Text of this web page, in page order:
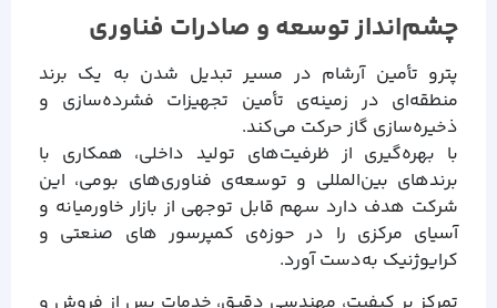
چشم‌انداز توسعه و صادرات فناوری
پترو تأمین آرشام در مسیر تبدیل شدن به یک برند
منطقه‌ای در زمینه‌ی تأمین تجهیزات فشرده‌سازی و
ذخیره‌سازی گاز حرکت می‌کند.
با بهره‌گیری از ظرفیت‌های تولید داخلی، همکاری با
برندهای بین‌المللی و توسعه‌ی فناوری‌های بومی، این
شرکت هدف دارد سهم قابل توجهی از بازار خاورمیانه و
آسیای مرکزی را در حوزه‌ی کمپرسور های صنعتی و
کرایوژنیک به‌دست آورد.